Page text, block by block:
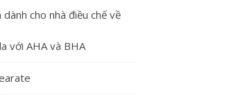
cho nhà điều chế về
với AHA và BHA